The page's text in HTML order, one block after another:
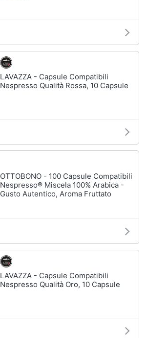
LAVAZZA - Capsule Compatibili
Nespresso Qualità Rossa, 10 Capsule
OTTOBONO - 100 Capsule Compatibili
Nespresso® Miscela 100% Arabica -
Gusto Autentico, Aroma Fruttato
LAVAZZA - Capsule Compatibili
Nespresso Qualità Oro, 10 Capsule